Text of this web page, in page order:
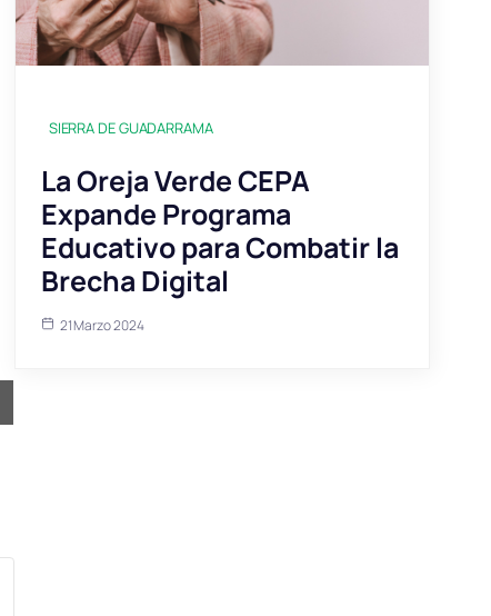
SIERRA DE GUADARRAMA
La Oreja Verde CEPA
Expande Programa
Educativo para Combatir la
Brecha Digital
21 Marzo 2024